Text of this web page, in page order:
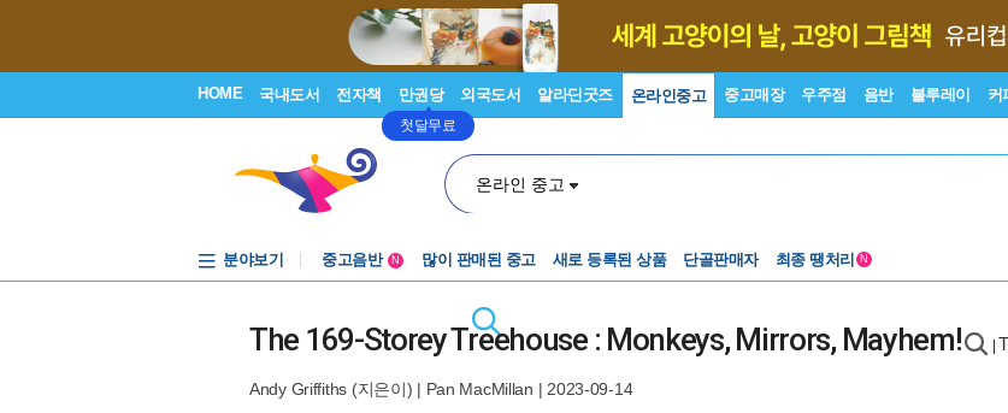
HOME 국내도서 전자책 만권당
첫달무료
외국도서 알라딘굿즈 온라인중고 중고매장 우주점 음반 블루레이 커
온라인 중고
분야보기
중고음반
N 많이 판매된 중고 새로 등록된 상품 단골판매자 최종 땡처리 N
The 169-Storey Treehouse : Monkeys, Mirrors, Mayhem!
Andy Griffiths (지은이) | Pan MacMillan | 2023-09-14